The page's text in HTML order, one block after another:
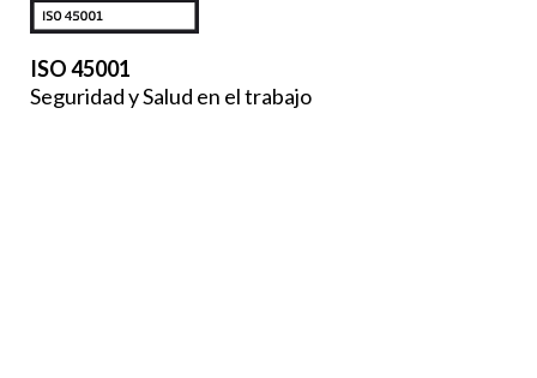
ISO 45001
Seguridad y Salud en el trabajo